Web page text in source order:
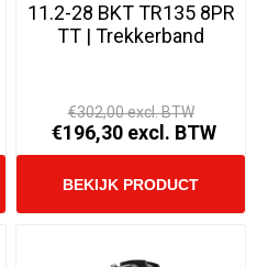
11.2-28 BKT TR135 8PR
TT | Trekkerband
€302,00 excl. BTW
€196,30 excl. BTW